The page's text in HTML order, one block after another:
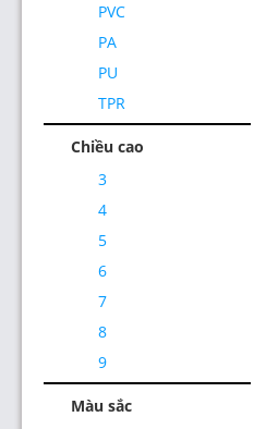
PVC
PA
PU
TPR
Chiều cao
3
4
5
6
7
8
9
Màu sắc
Thiết Kế Website